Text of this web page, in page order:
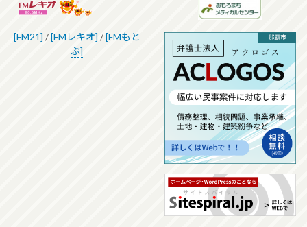
[FM21] /[FMレキオ] /[FMもと
ぶ]